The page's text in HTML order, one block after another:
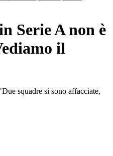
Serie A non è
il
squadre si sono affacciate,